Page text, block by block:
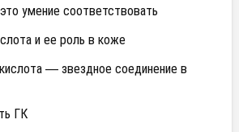
умение соответствовать
и ее роль в коже
— звездное соединение в
ГК